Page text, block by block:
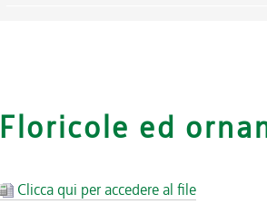
Floricole ed
Clicca qui per accedere al file